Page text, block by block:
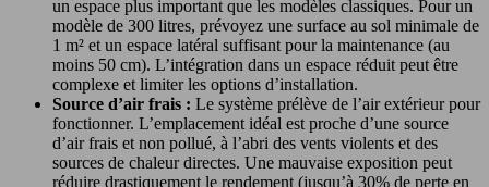
un espace plus important que les modèles classiques. Pour un
modèle de 300 litres, prévoyez une surface au sol minimale de
1 m² et un espace latéral suffisant pour la maintenance (au
moins 50 cm). L’intégration dans un espace réduit peut être
complexe et limiter les options d’installation.
Source d’air frais : Le système prélève de l’air extérieur pour
fonctionner. L’emplacement idéal est proche d’une source
d’air frais et non pollué, à l’abri des vents violents et des
sources de chaleur directes. Une mauvaise exposition peut
réduire drastiquement le rendement (jusqu’à 30% de perte en